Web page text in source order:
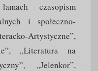
czasopism
i społeczno-
Artystyczne”,
„Literatura na
„Jelenkor”,